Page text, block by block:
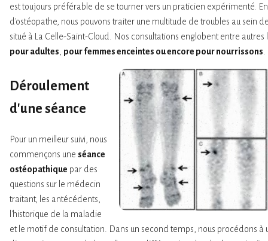
est toujours préférable de se tourner vers un praticien expérimenté.
d'ostéopathe, nous pouvons traiter une multitude de troubles au sein
situé à La Celle-Saint-Cloud. Nos consultations englobent entre autres
pour adultes pour femmes enceintes ou encore pour nourrissons
Déroulement
d'une séance
Pour un meilleur suivi, nous
commençons une séance
ostéopathique par des
questions sur le médecin
traitant, les antécédents,
l'historique de la maladie
et le motif de consultation. Dans un second temps, nous procédons à